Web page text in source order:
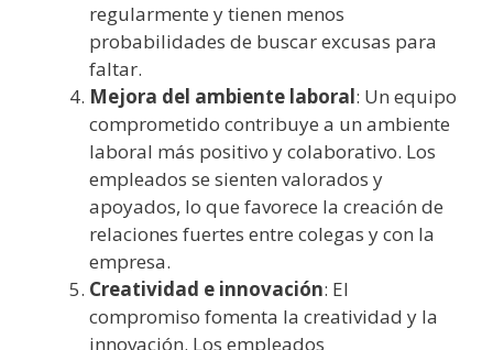
regularmente y tienen menos
probabilidades de buscar excusas para
faltar.
Mejora del ambiente laboral: Un equipo
comprometido contribuye a un ambiente
laboral más positivo y colaborativo. Los
empleados se sienten valorados y
apoyados, lo que favorece la creación de
relaciones fuertes entre colegas y con la
empresa.
Creatividad e innovación: El
compromiso fomenta la creatividad y la
innovación. Los empleados